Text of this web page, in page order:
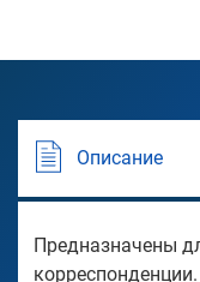
Описание
Предназначены